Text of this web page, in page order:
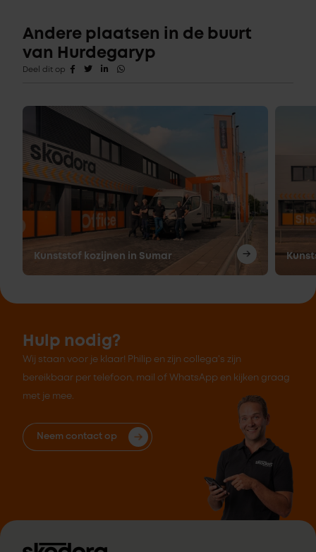
Andere plaatsen in de buurt
van Hurdegaryp
Deel dit op
Kunststof kozijnen in Sumar
Hulp nodig?
Wij staan voor je klaar! Philip en zijn collega's zijn
bereikbaar per telefoon, mail of WhatsApp en kijken graag
met je mee.
Neem contact op